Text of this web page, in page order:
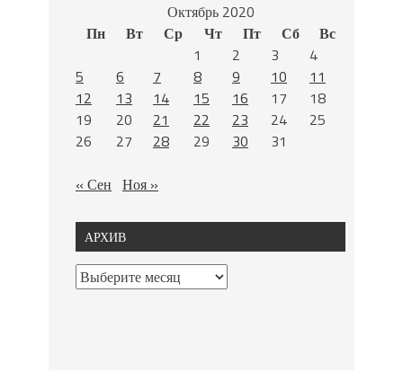
Октябрь 2020
Пн
Вт Ср Чт Пт Сб
Вс
1
2 3
4
5
6 7 8 9 10
11
12
13 14 15 16 17
18
19
20 21 22 23 24
25
26
27 28 29 30
31
« Сен Ноя »
АРХИВ